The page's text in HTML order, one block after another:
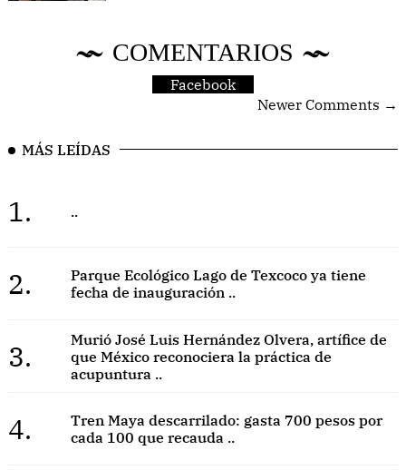
COMENTARIOS
Facebook
Newer Comments →
MÁS LEÍDAS
1. ..
2.
Parque Ecológico Lago de Texcoco ya tiene
fecha de inauguración ..
3.
Murió José Luis Hernández Olvera, artífice de
que México reconociera la práctica de
acupuntura ..
4.
Tren Maya descarrilado: gasta 700 pesos por
cada 100 que recauda ..